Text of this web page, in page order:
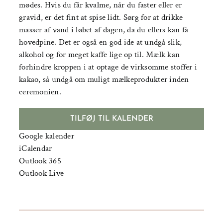
mødes. Hvis du får kvalme, når du faster eller er
gravid, er det fint at spise lidt. Sørg for at drikke
masser af vand i løbet af dagen, da du ellers kan få
hovedpine. Det er også en god ide at undgå slik,
alkohol og for meget kaffe lige op til. Mælk kan
forhindre kroppen i at optage de virksomme stoffer i
kakao, så undgå om muligt mælkeprodukter inden
ceremonien.
TILFØJ TIL KALENDER
Google kalender
iCalendar
Outlook 365
Outlook Live